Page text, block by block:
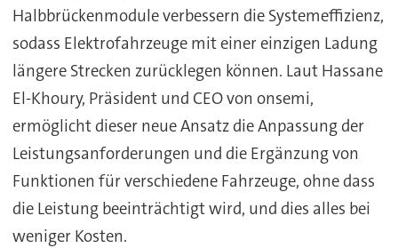
Halbbrückenmodule verbessern die Systemeffizienz,
sodass Elektrofahrzeuge mit einer einzigen Ladung
längere Strecken zurücklegen können. Laut Hassane
El-Khoury, Präsident und CEO von onsemi,
ermöglicht dieser neue Ansatz die Anpassung der
Leistungsanforderungen und die Ergänzung von
Funktionen für verschiedene Fahrzeuge, ohne dass
die Leistung beeinträchtigt wird, und dies alles bei
weniger Kosten.